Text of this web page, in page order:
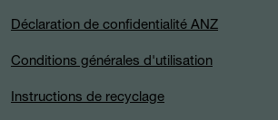
Déclaration de confidentialité ANZ
Conditions générales d'utilisation
Instructions de recyclage